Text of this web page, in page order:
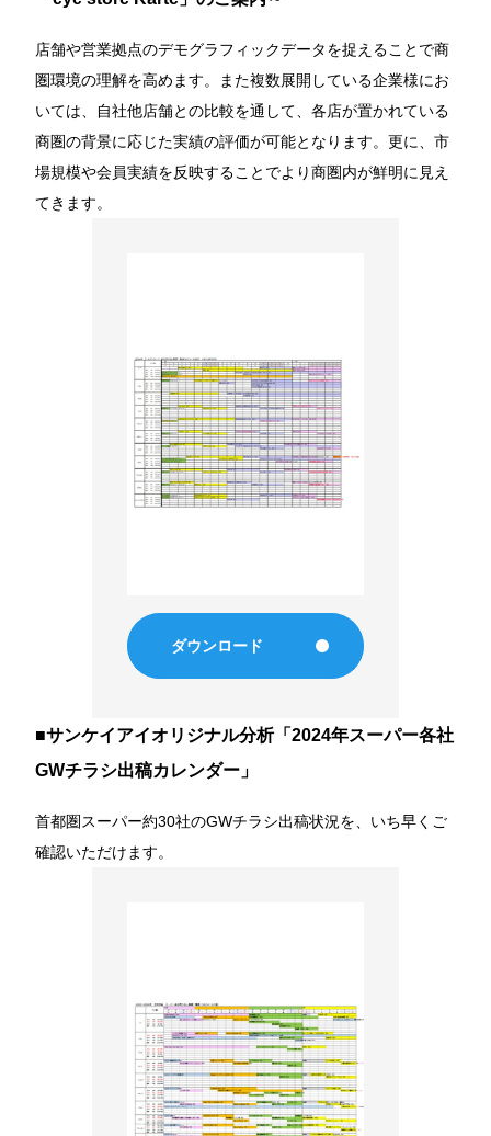
eye reach2.0
eye poss3.0
eye MEO
eye store karte
高齢者住まいアドバイザー検定
TOPICS
出店計画情報
代表メッセージ
店舗や営業拠点のデモグラフィックデータを捉えることで商
圏環境の理解を高めます。また複数展開している企業様にお
いては、自社他店舗との比較を通して、各店が置かれている
商圏の背景に応じた実績の評価が可能となります。更に、市
場規模や会員実績を反映することでより商圏内が鮮明に見え
てきます。
ダウンロード
■サンケイアイオリジナル分析「2024年スーパー各社
GWチラシ出稿カレンダー」
首都圏スーパー約30社のGWチラシ出稿状況を、いち早くご
確認いただけます。